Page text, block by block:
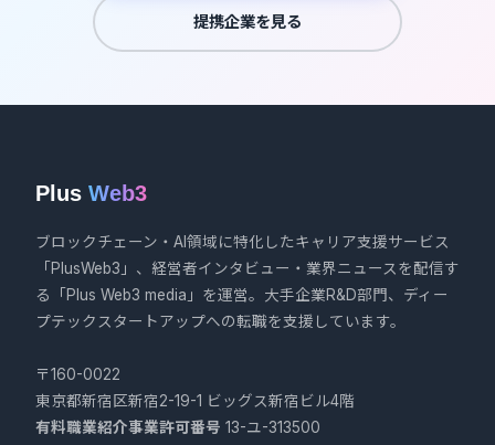
提携企業を見る
Plus Web3
ブロックチェーン・AI領域に特化したキャリア支援サービス
「PlusWeb3」、経営者インタビュー・業界ニュースを配信す
る「Plus Web3 media」を運営。大手企業R&D部門、ディー
プテックスタートアップへの転職を支援しています。
〒160-0022
東京都新宿区新宿2-19-1 ビッグス新宿ビル4階
有料職業紹介事業許可番号 13-ユ-313500